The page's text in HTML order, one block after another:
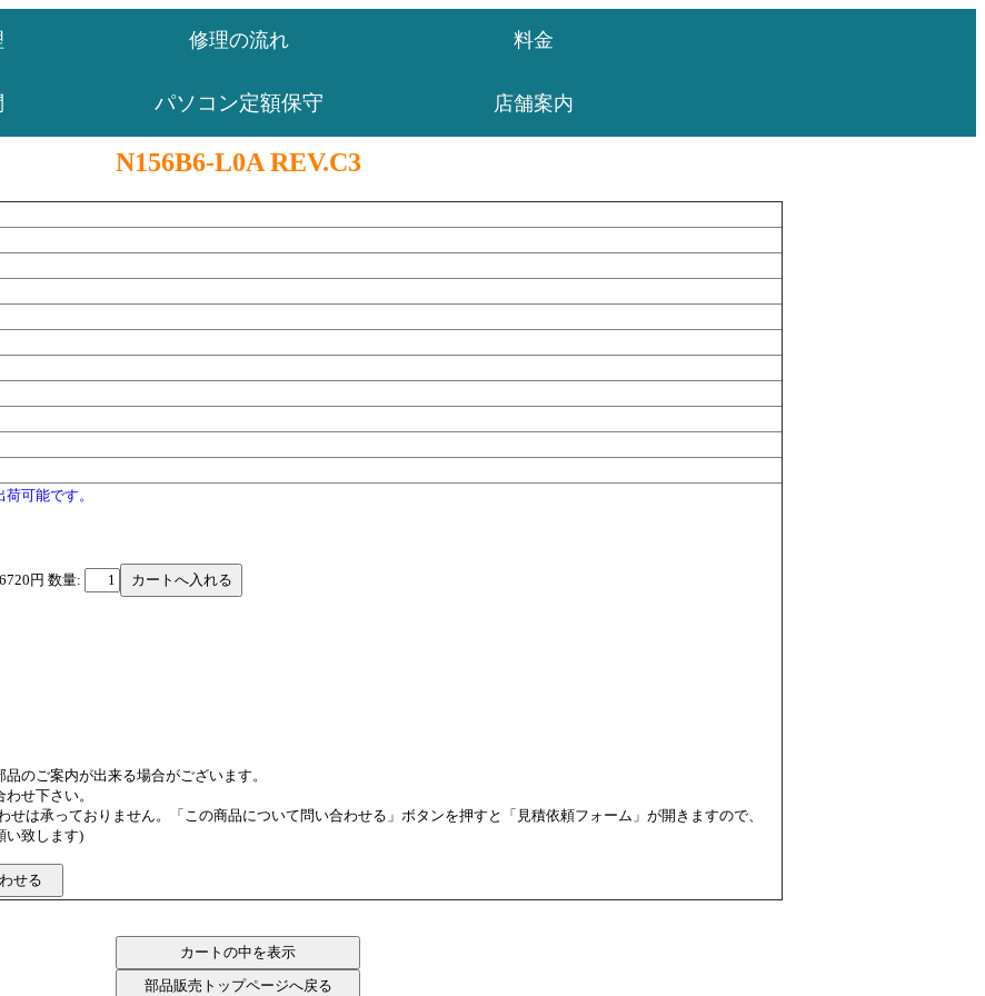
修理の流れ 料金
パソコン定額保守 店舗案内
N156B6-L0A REV.C3
可能です。
円 数量:
のご案内が出来る場合がございます。
せ下さい。
せは承っておりません。「この商品について問い合わせる」ボタンを押すと「見積依頼フォーム」が開きますので、
い致します)